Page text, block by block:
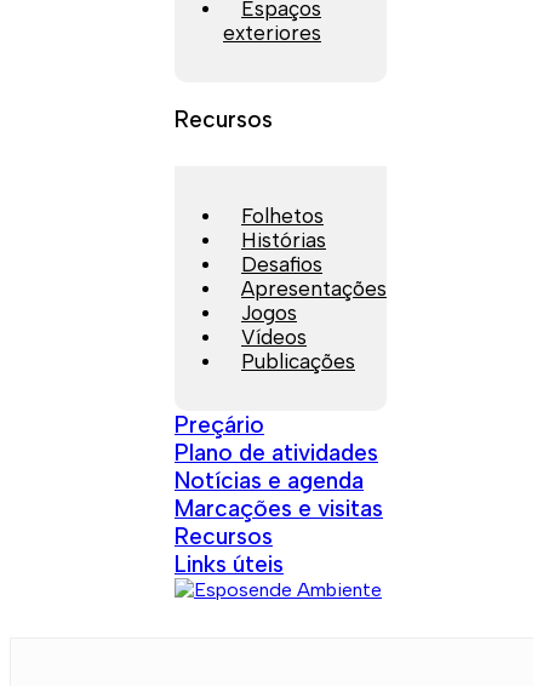
Espaços
exteriores
Recursos
Folhetos
Histórias
Desafios
Apresentações
Jogos
Vídeos
Publicações
Preçário
Plano de atividades
Notícias e agenda
Marcações e visitas
Recursos
Links úteis